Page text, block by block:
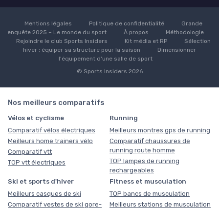
Mentions légales Politique de confidentialité
Grande
enquête 2025 – Le monde du sport
À propos
Méthodologie
Rejoindre le club Sports Insiders
Kit média et RP
Sélection
hiver : équiper sa structure pour la saison
Dimensionner
l'équipement d'une salle de sport
© Sports Insiders 2026
Nos meilleurs comparatifs
Vélos et cyclisme
Comparatif vélos électriques
Meilleurs home trainers vélo
Comparatif vtt
TOP vtt électriques
Running
Meilleurs montres gps de running
Comparatif chaussures de
running route homme
TOP lampes de running
rechargeables
Ski et sports d'hiver
Meilleurs casques de ski
Comparatif vestes de ski gore-
Fitness et musculation
TOP bancs de musculation
Meilleurs stations de musculation